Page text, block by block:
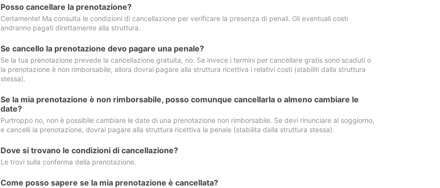
Posso cancellare la prenotazione?
Certamente! Ma consulta le condizioni di cancellazione per verificare la presenza di penali. Gli eventuali costi
andranno pagati direttamente alla struttura.
Se cancello la prenotazione devo pagare una penale?
Se la tua prenotazione prevede la cancellazione gratuita, no. Se invece i termini per cancellare gratis sono scaduti o
la prenotazione è non rimborsabile, allora dovrai pagare alla struttura ricettiva i relativi costi (stabiliti dalla struttura
stessa).
Se la mia prenotazione è non rimborsabile, posso comunque cancellarla o almeno cambiare le
date?
Purtroppo no, non è possibile cambiare le date di una prenotazione non rimborsabile. Se devi rinunciare al soggiorno,
e cancelli la prenotazione, dovrai pagare alla struttura ricettiva la penale (stabilita dalla struttura stessa).
Dove si trovano le condizioni di cancellazione?
Le trovi sulla conferma della prenotazione.
Come posso sapere se la mia prenotazione è cancellata?